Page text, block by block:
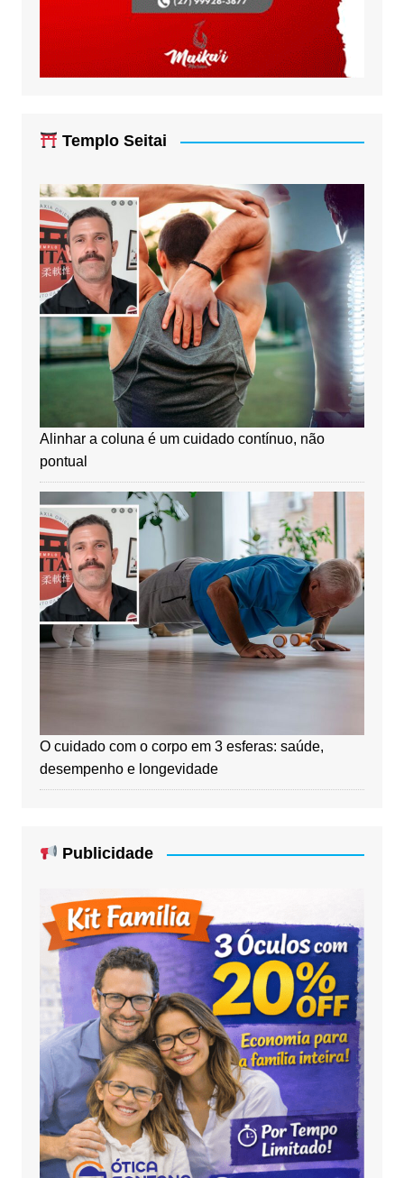
Templo Seitai
Alinhar a coluna é um cuidado contínuo, não
pontual
O cuidado com o corpo em 3 esferas: saúde,
desempenho e longevidade
Publicidade